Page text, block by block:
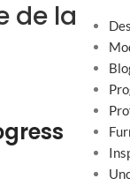
de la